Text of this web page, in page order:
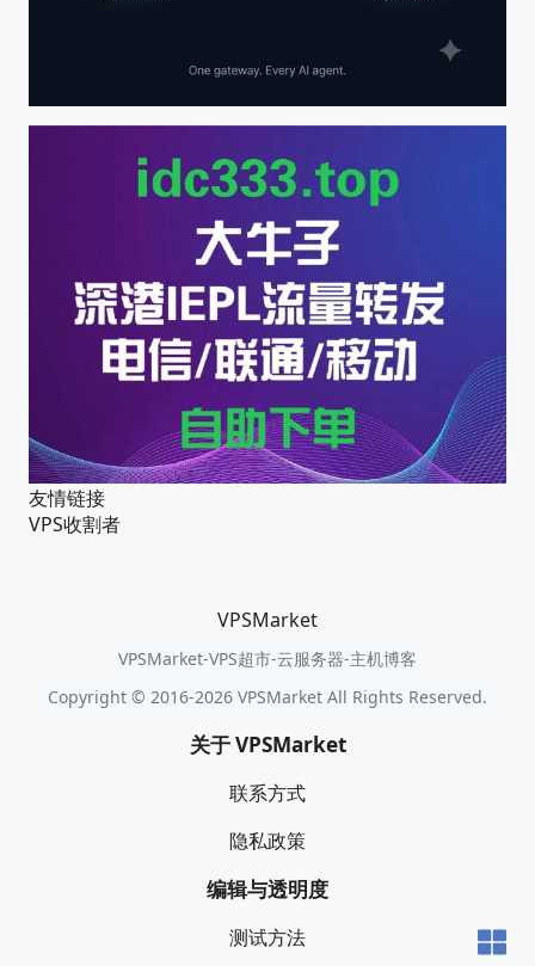
友情链接
VPS收割者
VPSMarket
VPSMarket-VPS超市-云服务器-主机博客
Copyright © 2016-2026 VPSMarket All Rights Reserved.
关于 VPSMarket
联系方式
隐私政策
编辑与透明度
测试方法